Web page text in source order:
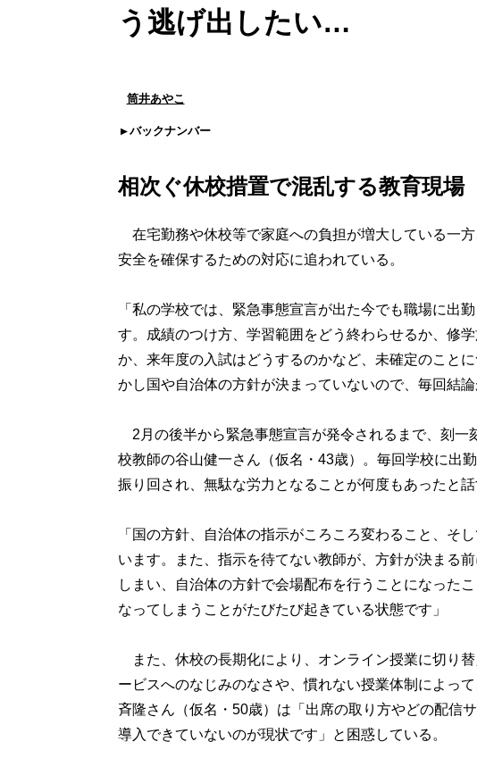
う逃げ出したい…
筒井あやこ
バックナンバー
相次ぐ休校措置で混乱する教育現場
在宅勤務や休校等で家庭への負担が増大している一
安全を確保するための対応に追われている。
「私の学校では、緊急事態宣言が出た今でも職場に出
す。成績のつけ方、学習範囲をどう終わらせるか、修
か、来年度の入試はどうするのかなど、未確定のこと
かし国や自治体の方針が決まっていないので、毎回結
2月の後半から緊急事態宣言が発令されるまで、刻一
校教師の谷山健一さん（仮名・43歳）。毎回学校に出
振り回され、無駄な労力となることが何度もあったと話
「国の方針、自治体の指示がころころ変わること、そ
います。また、指示を待てない教師が、方針が決まる
しまい、自治体の方針で会場配布を行うことになった
なってしまうことがたびたび起きている状態です」
また、休校の長期化により、オンライン授業に切り
ービスへのなじみのなさや、慣れない授業体制によっ
斉隆さん（仮名・50歳）は「出席の取り方やどの配信
導入できていないのが現状です」と困惑している。